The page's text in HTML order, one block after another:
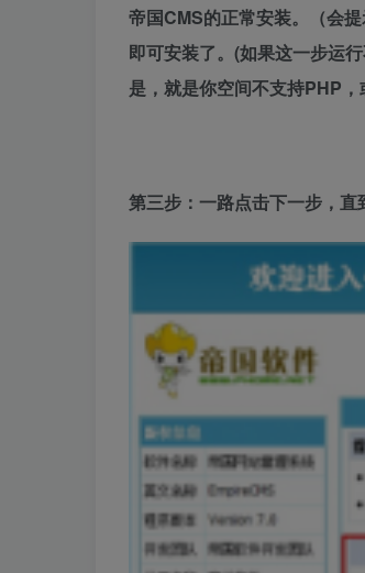
帝国CMS的正常安装。（会
即可安装了。(如果这一步运
是，就是你空间不支持PHP
第三步：一路点击下一步，直